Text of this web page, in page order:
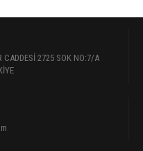
CADDESİ 2725 SOK NO:7/A